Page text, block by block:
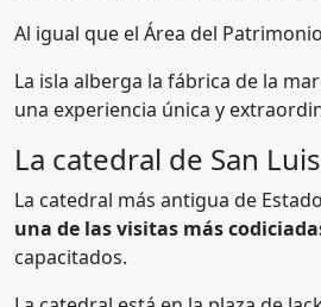
Al igual que el Área del
La isla alberga la fábrica de la
una experiencia única y
La catedral de San
La catedral más antigua de
una de las visitas más
capacitados.